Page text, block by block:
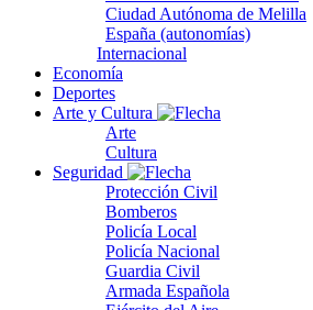
Ciudad Autónoma de Melilla
España (autonomías)
Internacional
Economía
Deportes
Arte y Cultura
Arte
Cultura
Seguridad
Protección Civil
Bomberos
Policía Local
Policía Nacional
Guardia Civil
Armada Española